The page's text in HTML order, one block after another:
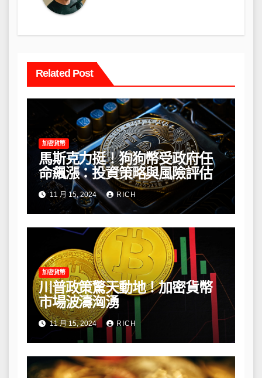
Related Post
加密貨幣
馬斯克力挺！狗狗幣受政府任
命飆漲：投資策略與風險評估
11 月 15, 2024 RICH
加密貨幣
川普政策驚天動地！加密貨幣
市場波濤洶湧
11 月 15, 2024 RICH